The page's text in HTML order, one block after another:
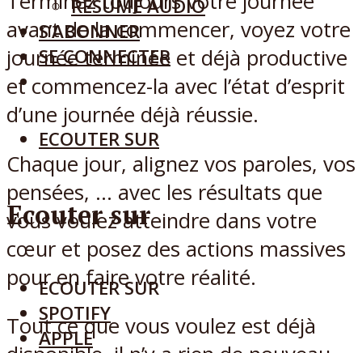
RÉSUMÉ AUDIO
S’ABONNER
SE CONNECTER
ECOUTER SUR
Ecouter sur
ECOUTER SUR
SPOTIFY
APPLE
avant de la commencer, voyez votre
journée terminée et déjà productive
et commencez-la avec l’état d’esprit
d’une journée déjà réussie.
Chaque jour, alignez vos paroles, vos
pensées, … avec les résultats que
vous voulez atteindre dans votre
cœur et posez des actions massives
pour en faire votre réalité.
Tout ce que vous voulez est déjà